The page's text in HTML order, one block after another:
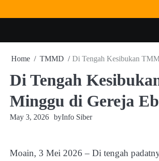
to
Home TMMD Di Tengah Kesibukan
Di Tengah
Minggu di Gereja
May 3, 2026 byInfo Siber
Moain, 3 Mei 2026 – Di tengah